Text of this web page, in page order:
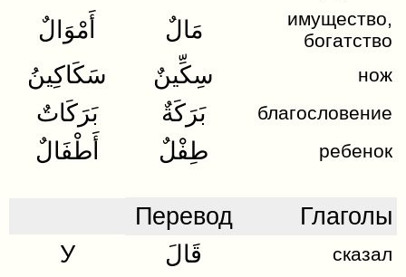
أَمْوَالٌ مَالٌ
имущество,
богатство
سَكَاكِينُ سِكِّينٌ нож
بَرَكَاتٌ بَرَكَةٌ благословение
أَطْفَالٌ طِفْلٌ ребенок
Перевод
Глаголы
У
قَالَ сказал